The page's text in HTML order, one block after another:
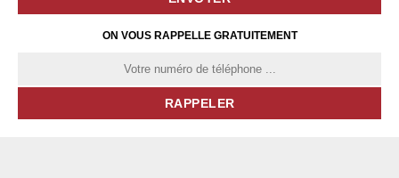
ON VOUS RAPPELLE GRATUITEMENT